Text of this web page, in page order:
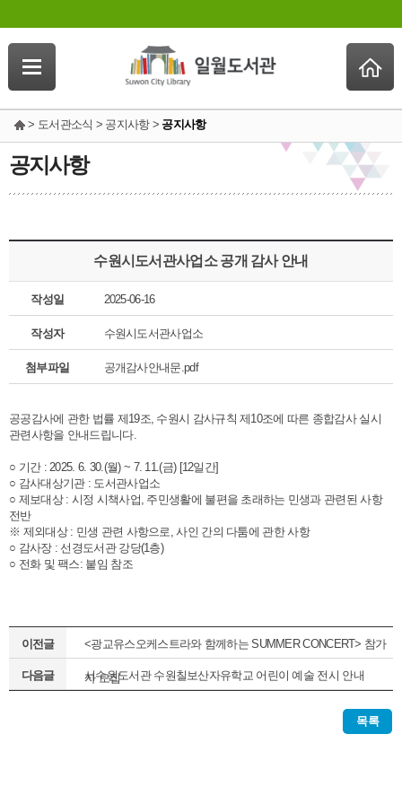
> 도서관소식 > 공지사항 > 공지사항
공지사항
수원시도서관사업소 공개 감사 안내
작성일 2025-06-16
작성자 수원시도서관사업소
첨부파일 공개감사안내문.pdf
공공감사에 관한 법률 제19조, 수원시 감사규칙 제10조에 따른 종합감사 실시
관련사항을 안내드립니다.
○ 기간 : 2025. 6. 30.(월) ~ 7. 11.(금) [12일간]
○ 감사대상기관 : 도서관사업소
○ 제보대상 : 시정 시책사업, 주민생활에 불편을 초래하는 민생과 관련된 사항
전반
※ 제외대상 : 민생 관련 사항으로, 사인 간의 다툼에 관한 사항
○ 감사장 : 선경도서관 강당(1층)
○ 전화 및 팩스: 붙임 참조
이전글 <광교유스오케스트라와 함께하는 SUMMER CONCERT> 참가
자 모집
다음글 서수원도서관 수원칠보산자유학교 어린이 예술 전시 안내
목록